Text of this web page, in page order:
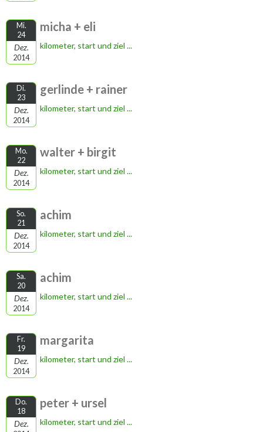
Mi.
24
Dez.
2014
micha + eli
kilometer, start und ziel ...
Di.
23
Dez.
2014
gerlinde + rainer
kilometer, start und ziel ...
Mo.
22
Dez.
2014
walter + birgit
kilometer, start und ziel ...
So.
21
Dez.
2014
achim
kilometer, start und ziel ...
Sa.
20
Dez.
2014
achim
kilometer, start und ziel ...
Fr.
19
Dez.
2014
margarita
kilometer, start und ziel ...
Do.
18
Dez.
peter + ursel
kilometer, start und ziel ...